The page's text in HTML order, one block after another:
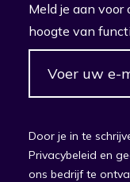
Meld je aan
hoogte van
Door je in te
Privacybeleid en
ons bedrijf te